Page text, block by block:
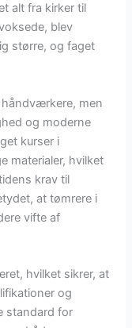
alt fra kirker til
blev
større, og faget
men
og moderne
kurser i
materialer, hvilket
krav til
at tømrere i
vifte af
hvilket sikrer, at
og
standard for